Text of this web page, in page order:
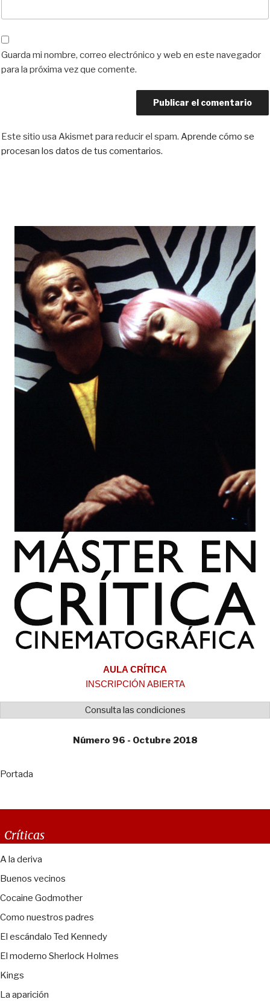
Guarda mi nombre, correo electrónico y web en este navegador
para la próxima vez que comente.
Este sitio usa Akismet para reducir el spam. Aprende cómo se
procesan los datos de tus comentarios.
AULA CRÍTICA
INSCRIPCIÓN ABIERTA
Consulta las condiciones
Número 96 - Octubre 2018
Portada
Críticas
A la deriva
Buenos vecinos
Cocaine Godmother
Como nuestros padres
El escándalo Ted Kennedy
El moderno Sherlock Holmes
Kings
La aparición